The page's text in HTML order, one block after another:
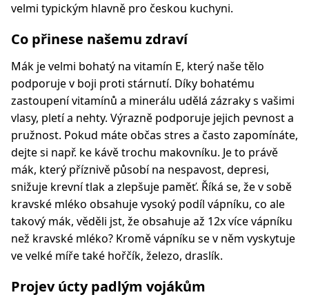
velmi typickým hlavně pro českou kuchyni.
Co přinese našemu zdraví
Mák je velmi bohatý na vitamín E, který naše tělo
podporuje v boji proti stárnutí. Díky bohatému
zastoupení vitamínů a minerálu udělá zázraky s vašimi
vlasy, pletí a nehty. Výrazně podporuje jejich pevnost a
pružnost. Pokud máte občas stres a často zapomínáte,
dejte si např. ke kávě trochu makovníku. Je to právě
mák, který příznivě působí na nespavost, depresi,
snižuje krevní tlak a zlepšuje paměť. Říká se, že v sobě
kravské mléko obsahuje vysoký podíl vápníku, co ale
takový mák, věděli jst, že obsahuje až 12x více vápníku
než kravské mléko? Kromě vápníku se v něm vyskytuje
ve velké míře také hořčík, železo, draslík.
Projev úcty padlým vojákům